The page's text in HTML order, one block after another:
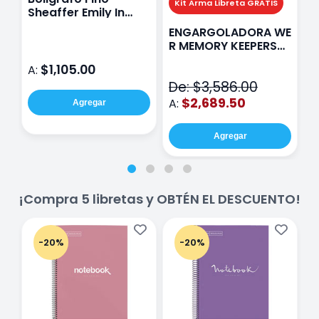
Sheaffer Emily In
A: $1,105.00
Agregar
Kit Arma Libreta GRATIS
ENGARGOLADORA WE
R MEMORY KEEPERS
De: $3,586.00
A: $2,689.50
Agregar
¡Compra 5 libretas y OBTÉN EL DESCUENTO!
-20% -20%